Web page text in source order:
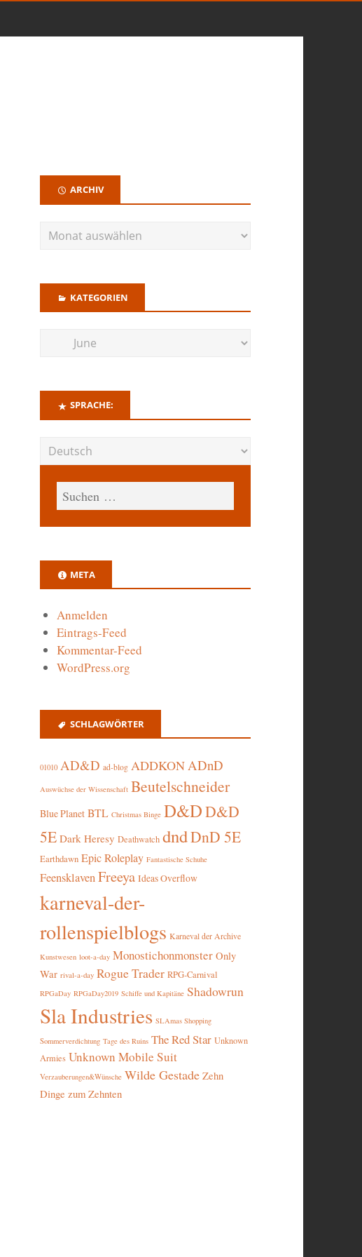
ARCHIV
KATEGORIEN
SPRACHE:
META
Anmelden
Eintrags-Feed
Kommentar-Feed
WordPress.org
SCHLAGWÖRTER
01010 AD&D ad-blog ADDKONADnD
Auswüchse der Wissenschaft Beutelschneider
Blue Planet BTL Christmas Binge D&DD&D
5E Dark Heresy Deathwatch dndDnD 5E
Earthdawn Epic Roleplay Fantastische Schuhe
Feensklaven Freeya Ideas Overflow
karneval-der-
rollenspielblogs Karneval der Archive
Kunstwesen loot-a-day Monostichonmonster Only
War rival-a-day Rogue Trader RPG-Carnival
RPGaDay RPGaDay2019 Schiffe und Kapitäne Shadowrun
Sla Industries SLAmas Shopping
Sommerverdichtung Tage des Ruins The Red Star Unknown
Armies Unknown Mobile Suit
Verzauberungen&Wünsche Wilde Gestade Zehn
Dinge zum Zehnten